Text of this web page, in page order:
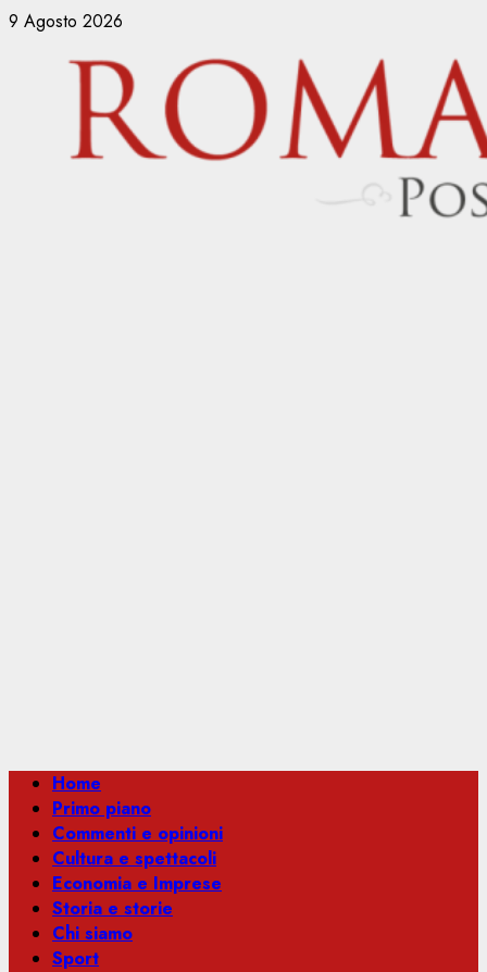
Vai
contenuto
9 Agosto 2026
Menu
principale
Home
Primo piano
Commenti e opinioni
Cultura e spettacoli
Economia e Imprese
Storia e storie
Chi siamo
Sport